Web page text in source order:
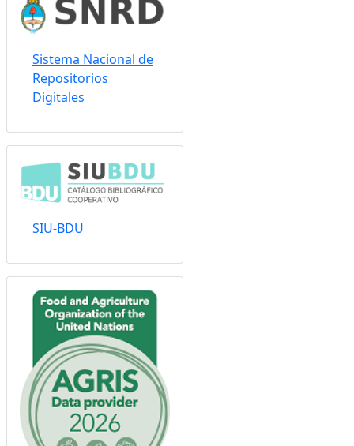
Sistema Nacional de
Repositorios
Digitales
SIU-BDU